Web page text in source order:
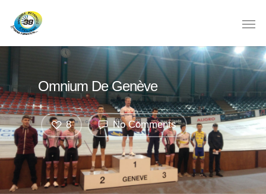
Omnium De Genève
No Comments
8